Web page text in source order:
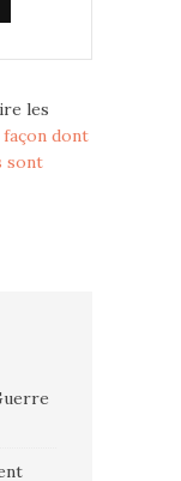
les
dont
sont